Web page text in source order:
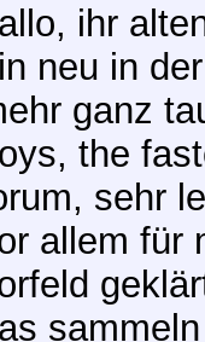
ihr
neu in
ganz
the
sehr
allem für